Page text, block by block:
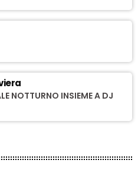
NOTTURNO INSIEME A DJ